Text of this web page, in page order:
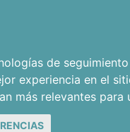
de
experiencia en el
más relevantes para